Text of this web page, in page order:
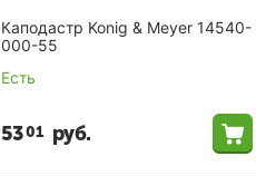
Каподастр Konig & Meyer 14540-
000-55
Есть
5301 руб.